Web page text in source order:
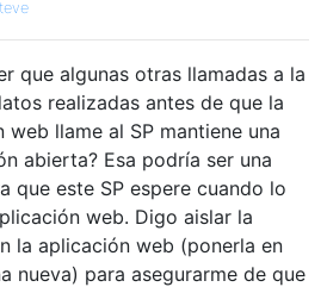
que algunas otras llamadas a la
realizadas antes de que la
web llame al SP mantiene una
abierta? Esa podría ser una
que este SP espere cuando lo
web. Digo aislar la
la aplicación web (ponerla en
nueva) para asegurarme de que